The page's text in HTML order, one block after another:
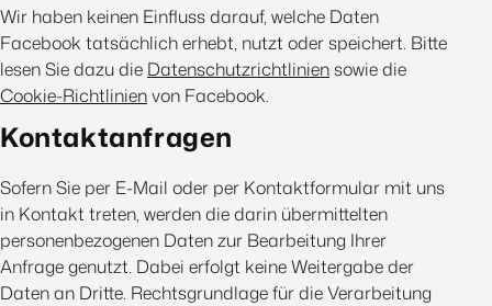
Wir haben keinen Einfluss darauf, welche Daten
Facebook tatsächlich erhebt, nutzt oder speichert. Bitte
lesen Sie dazu die Datenschutzrichtliniensowie die
Cookie-Richtlinienvon Facebook.
Kontaktanfragen
Sofern Sie per E-Mail oder per Kontaktformular mit uns
in Kontakt treten, werden die darin übermittelten
personenbezogenen Daten zur Bearbeitung Ihrer
Anfrage genutzt. Dabei erfolgt keine Weitergabe der
Daten an Dritte. Rechtsgrundlage für die Verarbeitung